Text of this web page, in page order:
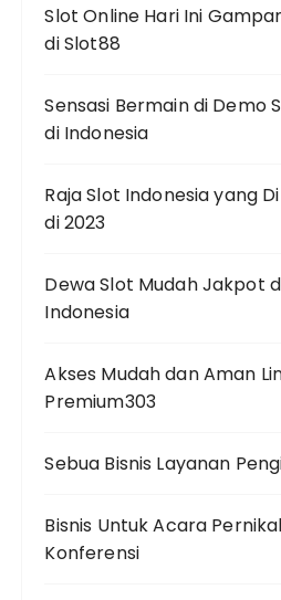
Slot Online Hari Ini
di Slot88
Sensasi Bermain di Demo
di Indonesia
Raja Slot Indonesia yang
di 2023
Dewa Slot Mudah Jakpot
Indonesia
Akses Mudah dan Aman
Premium303
Sebua Bisnis Layanan
Bisnis Untuk Acara
Konferensi